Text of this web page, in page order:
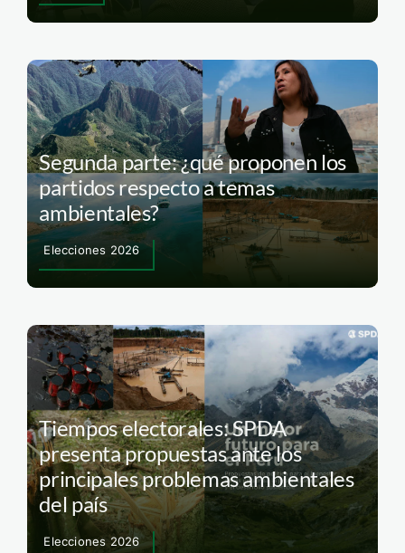
Segunda parte: ¿qué proponen los
partidos respecto a temas
ambientales?
Elecciones 2026
Tiempos electorales: SPDA
presenta propuestas ante los
principales problemas ambientales
del país
Elecciones 2026